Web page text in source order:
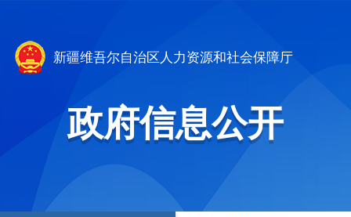
新疆维吾尔自治区人力资源和社会保障厅
政府信息公开